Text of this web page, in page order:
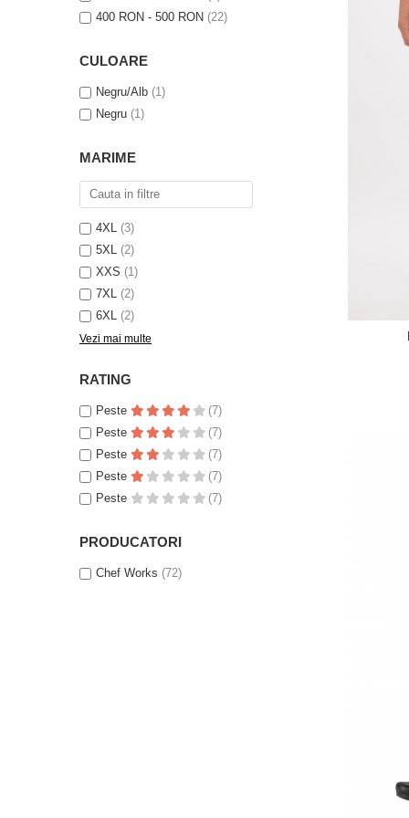
400 RON - 500 RON (22)
CULOARE
Negru/Alb (1)
Negru (1)
MARIME
4XL (3)
5XL (2)
XXS (1)
7XL (2)
6XL (2)
Vezi mai multe
RATING
Peste
(7)
Peste
(7)
Peste
(7)
Peste
(7)
Peste
(7)
PRODUCATORI
Chef Works (72)